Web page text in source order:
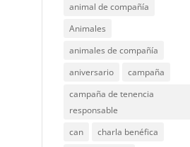
animal de compañía
Animales
animales de compañía
aniversario
campaña
campaña de tenencia
responsable
can
charla benéfica